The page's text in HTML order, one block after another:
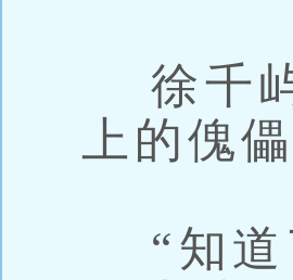
徐千屿
上的傀
“知道